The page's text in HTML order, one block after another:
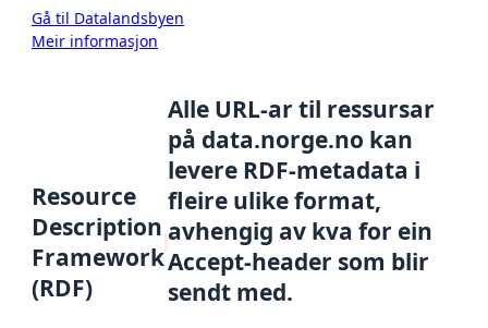
Gå til Datalandsbyen
Meir informasjon
Resource
Description
Framework
(RDF)
Alle URL-ar til ressursar
på data.norge.no kan
levere RDF-metadata i
fleire ulike format,
avhengig av kva for ein
Accept-header som blir
sendt med.